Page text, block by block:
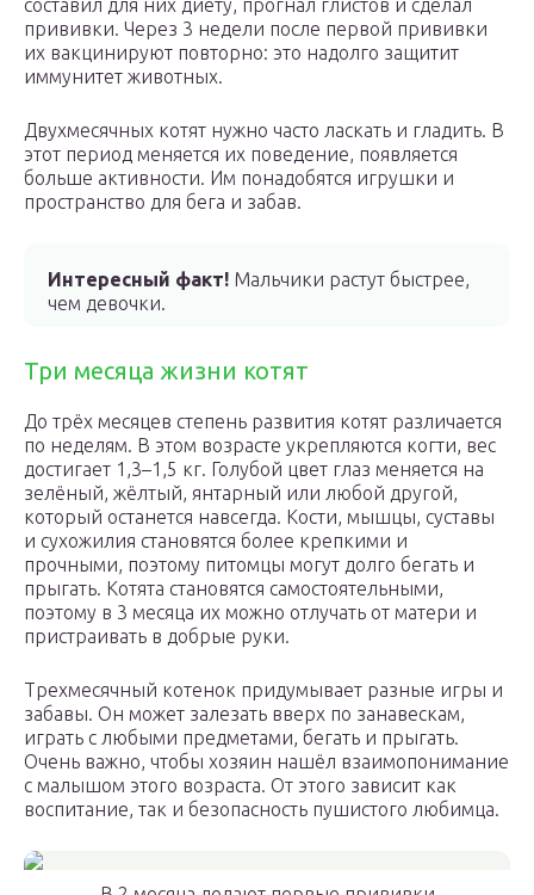
составил для них диету, прогнал глистов и сделал
прививки. Через 3 недели после первой прививки
их вакцинируют повторно: это надолго защитит
иммунитет животных.
Двухмесячных котят нужно часто ласкать и гладить. В
этот период меняется их поведение, появляется
больше активности. Им понадобятся игрушки и
пространство для бега и забав.
Интересный факт! Мальчики растут быстрее,
чем девочки.
Три месяца жизни котят
До трёх месяцев степень развития котят различается
по неделям. В этом возрасте укрепляются когти, вес
достигает 1,3–1,5 кг. Голубой цвет глаз меняется на
зелёный, жёлтый, янтарный или любой другой,
который останется навсегда. Кости, мышцы, суставы
и сухожилия становятся более крепкими и
прочными, поэтому питомцы могут долго бегать и
прыгать. Котята становятся самостоятельными,
поэтому в 3 месяца их можно отлучать от матери и
пристраивать в добрые руки.
Трехмесячный котенок придумывает разные игры и
забавы. Он может залезать вверх по занавескам,
играть с любыми предметами, бегать и прыгать.
Очень важно, чтобы хозяин нашёл взаимопонимание
с малышом этого возраста. От этого зависит как
воспитание, так и безопасность пушистого любимца.